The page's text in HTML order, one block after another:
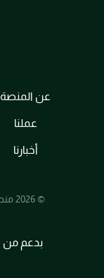
عن المنصة
عملنا
أخبارنا
© 2026 منصة طبيعة ليبيا، جميع الحقوق محفوظة.
بدعم من